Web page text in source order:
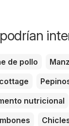
de pollo
nutricional